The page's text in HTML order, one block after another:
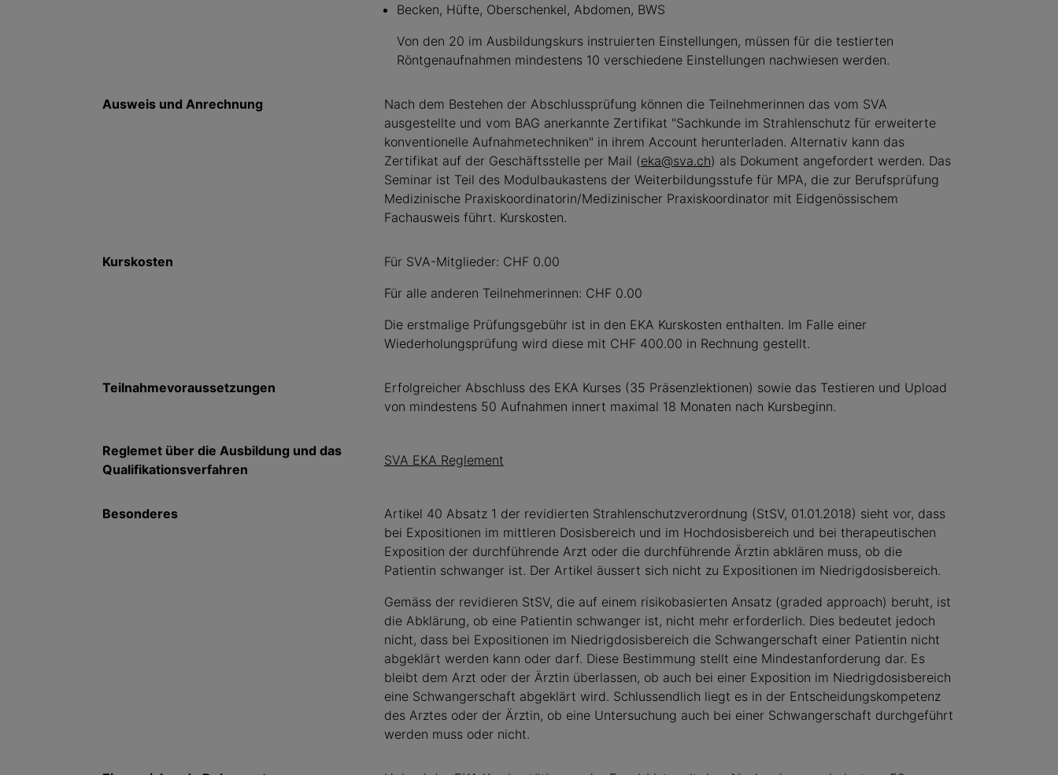
Becken, Hüfte, Oberschenkel, Abdomen, BWS
Von den 20 im Ausbildungskurs instruierten Einstellungen, müssen für die testierten
Röntgenaufnahmen mindestens 10 verschiedene Einstellungen nachwiesen werden.
Ausweis und Anrechnung
Nach dem Bestehen der Abschlussprüfung können die Teilnehmerinnen das vom SVA
ausgestellte und vom BAG anerkannte Zertifikat "Sachkunde im Strahlenschutz für erweiterte
konventionelle Aufnahmetechniken" in ihrem Account herunterladen. Alternativ kann das
Zertifikat auf der Geschäftsstelle per Mail (eka@sva.ch) als Dokument angefordert werden. Das
Seminar ist Teil des Modulbaukastens der Weiterbildungsstufe für MPA, die zur Berufsprüfung
Medizinische Praxiskoordinatorin/Medizinischer Praxiskoordinator mit Eidgenössischem
Fachausweis führt. Kurskosten.
Kurskosten
Für SVA-Mitglieder: CHF 0.00
Für alle anderen Teilnehmerinnen: CHF 0.00
Die erstmalige Prüfungsgebühr ist in den EKA Kurskosten enthalten. Im Falle einer
Wiederholungsprüfung wird diese mit CHF 400.00 in Rechnung gestellt.
Teilnahmevoraussetzungen
Erfolgreicher Abschluss des EKA Kurses (35 Präsenzlektionen) sowie das Testieren und Upload
von mindestens 50 Aufnahmen innert maximal 18 Monaten nach Kursbeginn.
Reglemet über die Ausbildung und das
Qualifikationsverfahren
SVA EKA Reglement
Besonderes
Artikel 40 Absatz 1 der revidierten Strahlenschutzverordnung (StSV, 01.01.2018) sieht vor, dass
bei Expositionen im mittleren Dosisbereich und im Hochdosisbereich und bei therapeutischen
Exposition der durchführende Arzt oder die durchführende Ärztin abklären muss, ob die
Patientin schwanger ist. Der Artikel äussert sich nicht zu Expositionen im Niedrigdosisbereich.
Gemäss der revidieren StSV, die auf einem risikobasierten Ansatz (graded approach) beruht, ist
die Abklärung, ob eine Patientin schwanger ist, nicht mehr erforderlich. Dies bedeutet jedoch
nicht, dass bei Expositionen im Niedrigdosisbereich die Schwangerschaft einer Patientin nicht
abgeklärt werden kann oder darf. Diese Bestimmung stellt eine Mindestanforderung dar. Es
bleibt dem Arzt oder der Ärztin überlassen, ob auch bei einer Exposition im Niedrigdosisbereich
eine Schwangerschaft abgeklärt wird. Schlussendlich liegt es in der Entscheidungskompetenz
des Arztes oder der Ärztin, ob eine Untersuchung auch bei einer Schwangerschaft durchgeführt
werden muss oder nicht.